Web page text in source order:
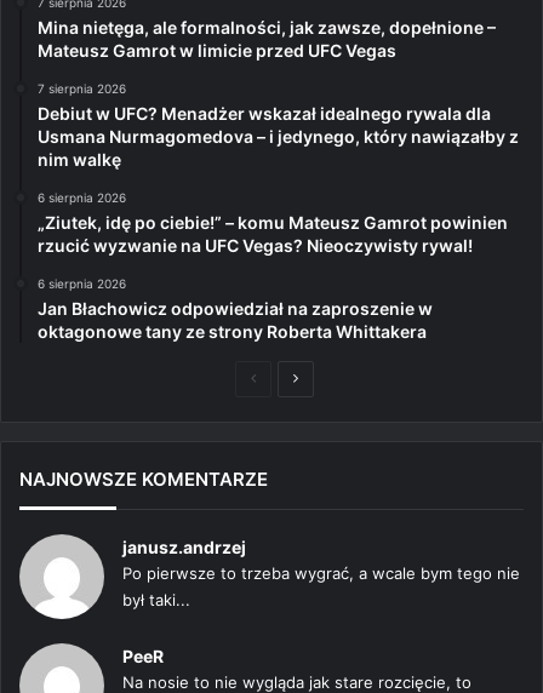
Mina nietęga, ale formalności, jak zawsze, dopełnione –
Mateusz Gamrot w limicie przed UFC Vegas
7 sierpnia 2026
Debiut w UFC? Menadżer wskazał idealnego rywala dla
Usmana Nurmagomedova – i jedynego, który nawiązałby z
nim walkę
6 sierpnia 2026
„Ziutek, idę po ciebie!” – komu Mateusz Gamrot powinien
rzucić wyzwanie na UFC Vegas? Nieoczywisty rywal!
6 sierpnia 2026
Jan Błachowicz odpowiedział na zaproszenie w
oktagonowe tany ze strony Roberta Whittakera
PoprzedniaNastępna
NAJNOWSZE KOMENTARZE
janusz.andrzej
Po pierwsze to trzeba wygrać, a wcale bym tego nie
był taki...
PeeR
Na nosie to nie wygląda jak stare rozcięcie, to